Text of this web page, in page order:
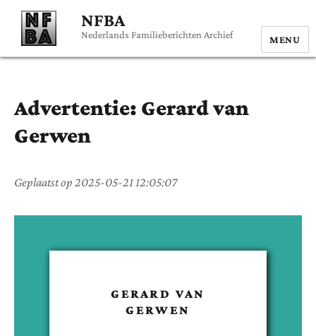
NFBA
Nederlands Familieberichten Archief MENU
Advertentie: Gerardvan
Gerwen
Geplaatst op 2025-05-21 12:05:07
GERARD VAN
GERWEN